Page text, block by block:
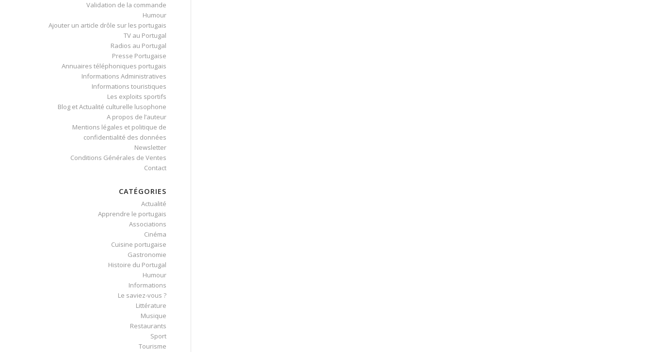
Validation de la commande
Humour
Ajouter un article drôle sur les portugais
TV au Portugal
Radios au Portugal
Presse Portugaise
Annuaires téléphoniques portugais
Informations Administratives
Informations touristiques
Les exploits sportifs
Blog et Actualité culturelle lusophone
A propos de l’auteur
Mentions légales et politique de
confidentialité des données
Newsletter
Conditions Générales de Ventes
Contact
CATÉGORIES
Actualité
Apprendre le portugais
Associations
Cinéma
Cuisine portugaise
Gastronomie
Histoire du Portugal
Humour
Informations
Le saviez-vous ?
Littérature
Musique
Restaurants
Sport
Tourisme